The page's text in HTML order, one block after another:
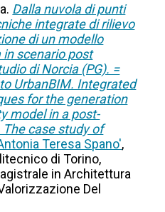
Dalla nuvola di punti
integrate di rilievo
di un modello
scenario post
di Norcia (PG). =
UrbanBIM. Integrated
for the generation
model in a post-
case study of
Teresa Spano',
di Torino,
in Architettura
Del